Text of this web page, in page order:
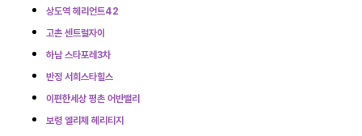
상도역 헤리언트42
고촌 센트럴자이
하남 스타포레3차
반정 서희스타힐스
이편한세상 평촌 어반밸리
보령 엘리체 헤리티지